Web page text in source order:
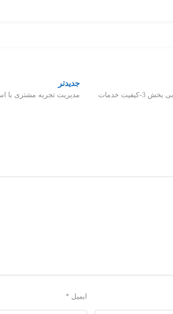
خدمات
جدیدتر
مدیریت تجربه‌ مشتری با
ایمیل *